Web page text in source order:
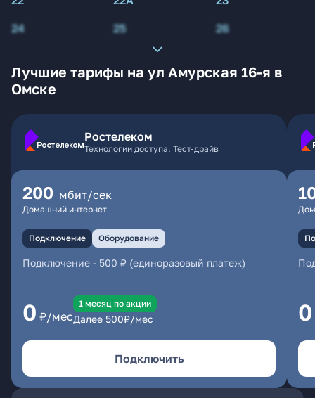
24
25 26
Лучшие тарифы на ул Амурская 16-я в
Омске
Ростелеком
Технологии доступа. Тест-драйв
200 мбит/сек
Домашний интернет
Подключение Оборудование
Подключение - 500 ₽ (единоразовый платеж)
0 ₽/мес
1 месяц по акции
Далее 500₽/мес
Подключить
0